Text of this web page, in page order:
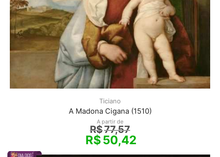
Ticiano
A Madona Cigana (1510)
A partir de
R$77,57
R$50,42